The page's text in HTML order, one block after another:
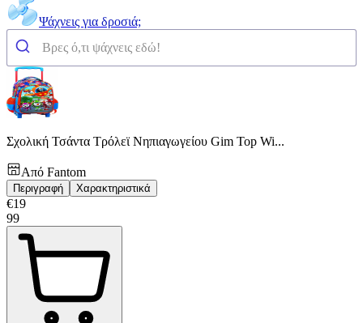
Ψάχνεις για δροσιά;
Σχολική Τσάντα Τρόλεϊ Νηπιαγωγείου Gim Top Wi...
Από Fantom
Περιγραφή Χαρακτηριστικά
€19
99